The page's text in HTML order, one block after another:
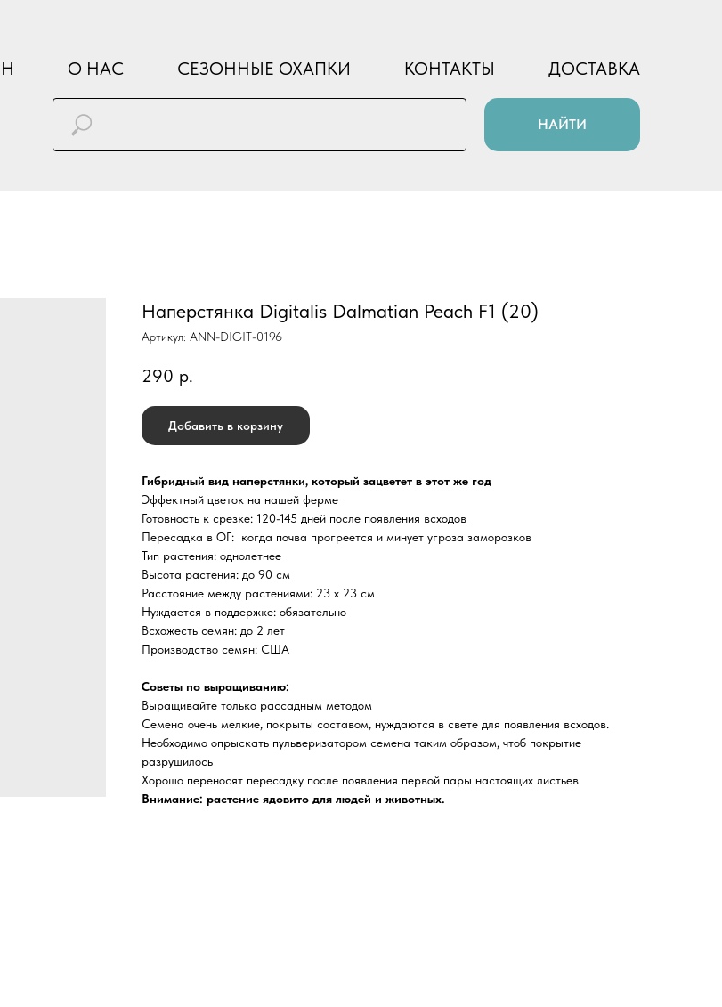
О НАС СЕЗОННЫЕ ОХАПКИ КОНТАКТЫ ДОСТАВКА
НАЙТИ
Наперстянка Digitalis Dalmatian Peach F1 (20)
Артикул: ANN-DIGIT-0196
290 р.
Добавить в корзину
Гибридный вид наперстянки, который зацветет в этот же год
Эффектный цветок на нашей ферме
Готовность к срезке: 120-145 дней после появления всходов
Пересадка в ОГ: когда почва прогреется и минует угроза заморозков
Тип растения: однолетнее
Высота растения: до 90 см
Расстояние между растениями: 23 х 23 см
Нуждается в поддержке: обязательно
Всхожесть семян: до 2 лет
Производство семян: США
Советы по выращиванию:
Выращивайте только рассадным методом
Семена очень мелкие, покрыты составом, нуждаются в свете для появления всходов.
Необходимо опрыскать пульверизатором семена таким образом, чтоб покрытие
разрушилось
Хорошо переносят пересадку после появления первой пары настоящих листьев
Внимание: растение ядовито для людей и животных.